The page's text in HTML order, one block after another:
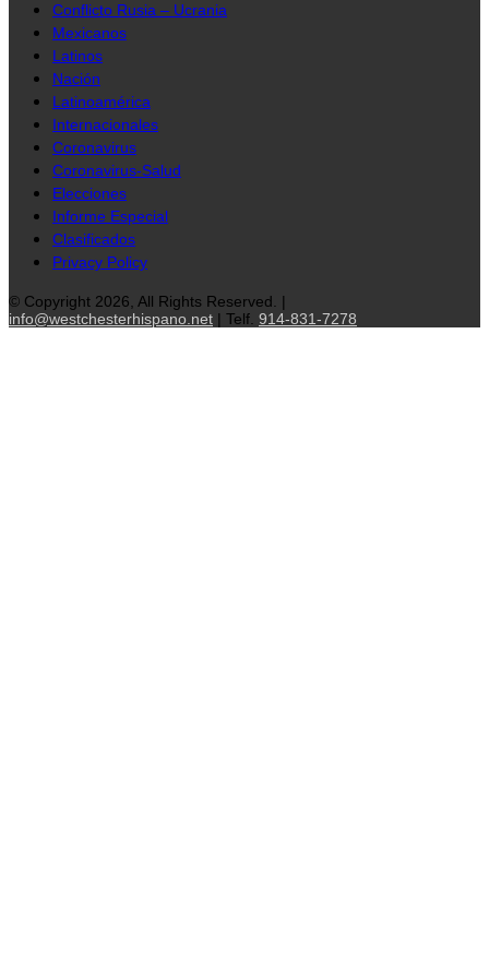
Conflicto Rusia – Ucrania
Mexicanos
Latinos
Nación
Latinoamérica
Internacionales
Coronavirus
Coronavirus-Salud
Elecciones
Informe Especial
Clasificados
Privacy Policy
© Copyright 2026, All Rights Reserved. |
info@westchesterhispano.net | Telf. 914-831-7278